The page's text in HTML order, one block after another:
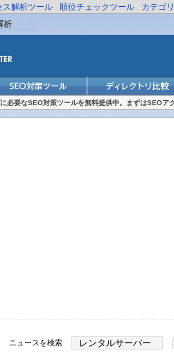
ス解析ツール 順位チェックツール カテゴ
必要なSEO対策ツールを無料提供中。まずはSEOア
ニュースを検索